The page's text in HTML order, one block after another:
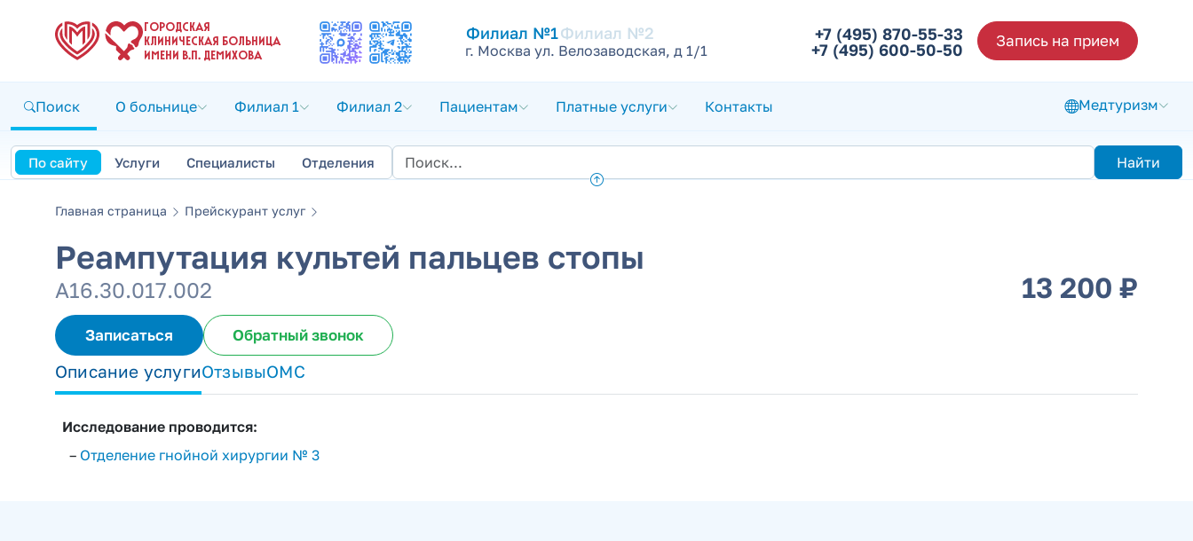
ГОРОДСКАЯ
КЛИНИЧЕСКАЯ БОЛЬНИЦА
ИМЕНИ В.П. ДЕМИХОВА
Филиал №1Филиал №2
г. Москва ул. Велозаводская, д 1/1
+7 (495) 870-55-33
+7 (495) 600-50-50
Запись на прием
Поиск О больнице Филиал 1 Филиал 2 Пациентам Платные услуги Контакты Медтуризм
По сайту Услуги Специалисты Отделения Найти
Главная страница Прейскурант услуг
Реампутация культей пальцев стопы
А16.30.017.002 13 200 ₽
Записаться Обратный звонок
Описание услугиОтзывыОМС
Исследование проводится:
– Отделение гнойной хирургии № 3